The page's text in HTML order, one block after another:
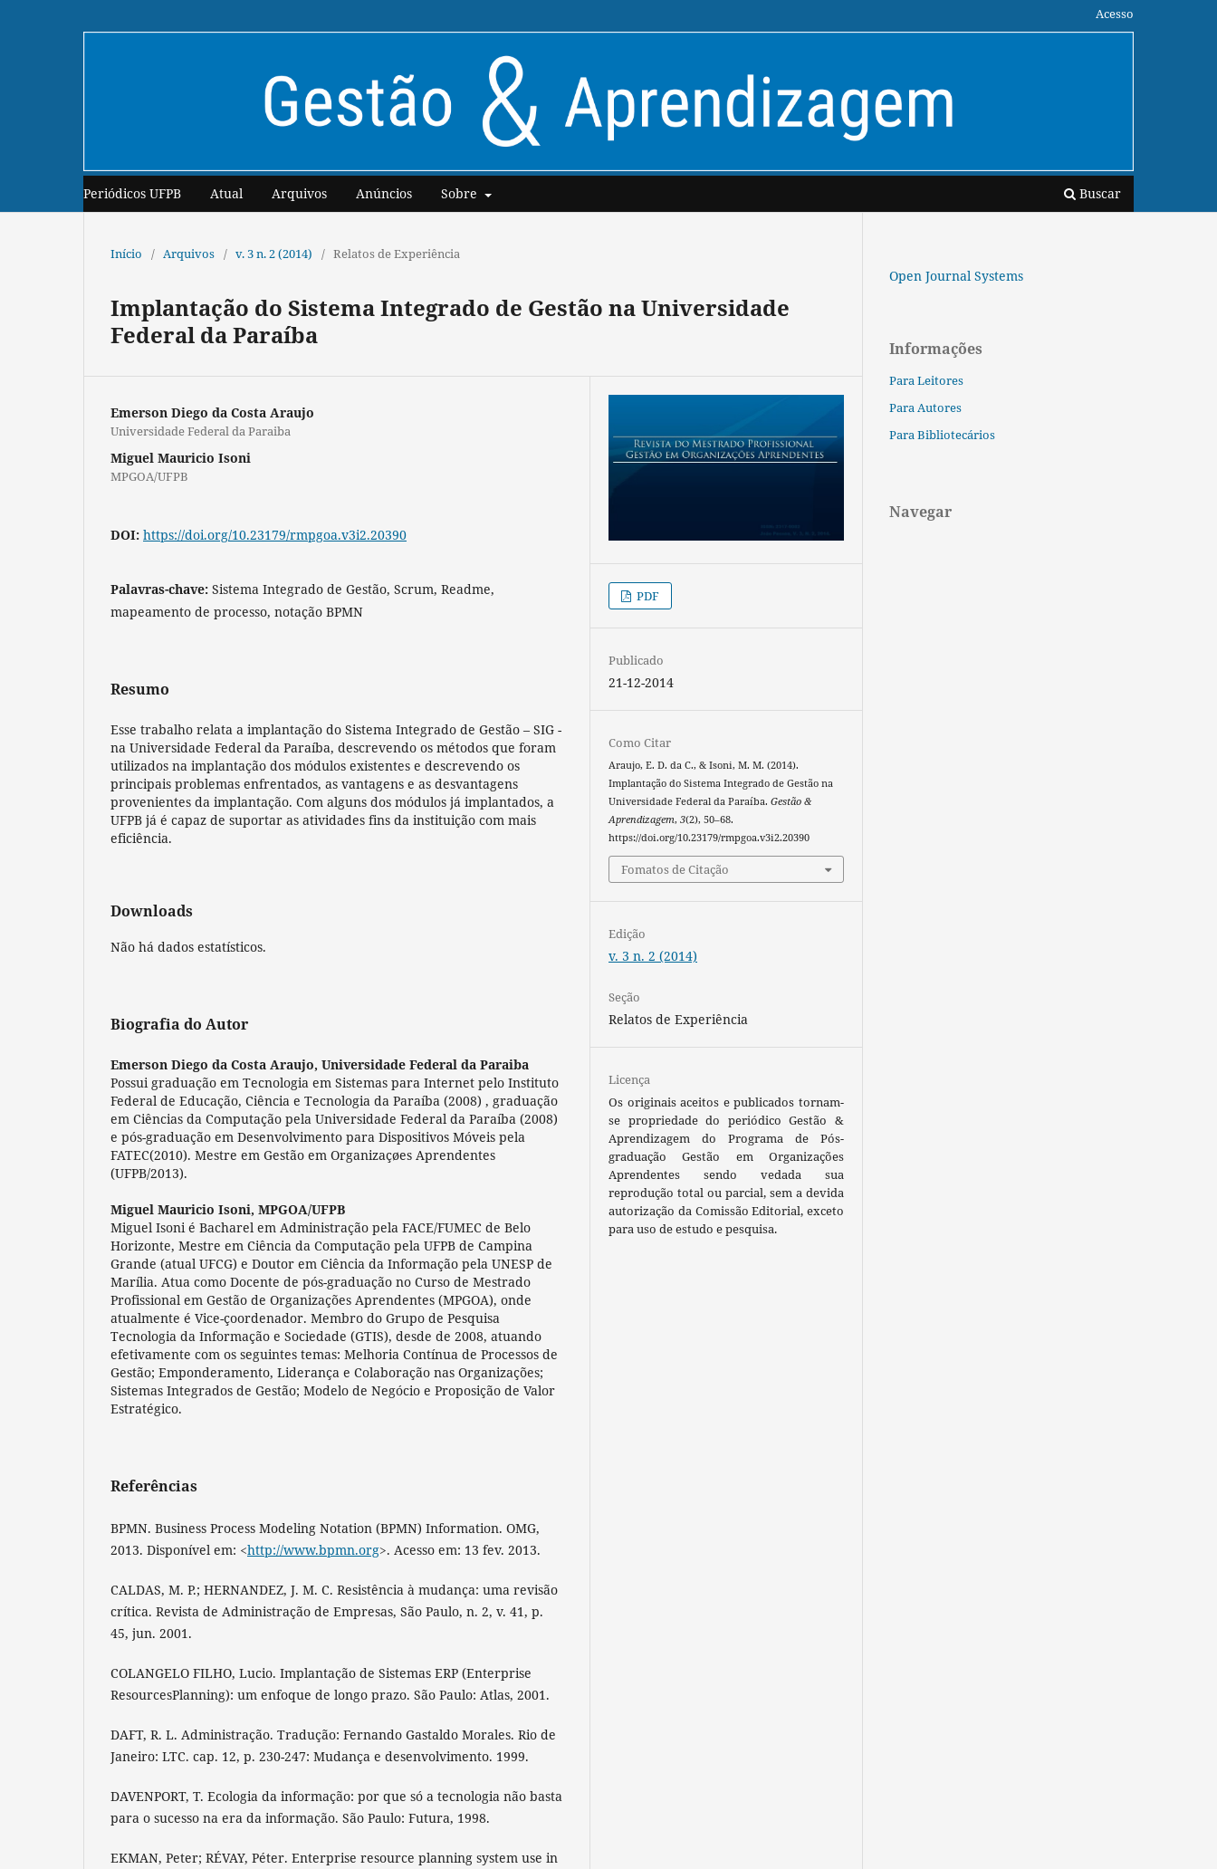
Periódicos UFPB Atual Arquivos Anúncios Sobre Buscar
Acesso
Início / Arquivos / v. 3 n. 2 (2014) / Relatos de Experiência
Implantação do Sistema Integrado de Gestão na Universidade
Federal da Paraíba
Emerson Diego da Costa Araujo
Universidade Federal da Paraiba
Miguel Mauricio Isoni
MPGOA/UFPB
DOI: https://doi.org/10.23179/rmpgoa.v3i2.20390
Palavras-chave: Sistema Integrado de Gestão, Scrum, Readme,
mapeamento de processo, notação BPMN
Resumo
Esse trabalho relata a implantação do Sistema Integrado de Gestão – SIG -
na Universidade Federal da Paraíba, descrevendo os métodos que foram
utilizados na implantação dos módulos existentes e descrevendo os
principais problemas enfrentados, as vantagens e as desvantagens
provenientes da implantação. Com alguns dos módulos já implantados, a
UFPB já é capaz de suportar as atividades fins da instituição com mais
eficiência.
Downloads
Não há dados estatísticos.
Biografia do Autor
Emerson Diego da Costa Araujo, Universidade Federal da Paraiba
Possui graduação em Tecnologia em Sistemas para Internet pelo Instituto
Federal de Educação, Ciência e Tecnologia da Paraíba (2008) , graduação
em Ciências da Computação pela Universidade Federal da Paraíba (2008)
e pós-graduação em Desenvolvimento para Dispositivos Móveis pela
FATEC(2010). Mestre em Gestão em Organizaçøes Aprendentes
(UFPB/2013).
Miguel Mauricio Isoni, MPGOA/UFPB
Miguel Isoni é Bacharel em Administração pela FACE/FUMEC de Belo
Horizonte, Mestre em Ciência da Computação pela UFPB de Campina
Grande (atual UFCG) e Doutor em Ciência da Informação pela UNESP de
Marília. Atua como Docente de pós-graduação no Curso de Mestrado
Profissional em Gestão de Organizações Aprendentes (MPGOA), onde
atualmente é Vice-çoordenador. Membro do Grupo de Pesquisa
Tecnologia da Informação e Sociedade (GTIS), desde de 2008, atuando
efetivamente com os seguintes temas: Melhoria Contínua de Processos de
Gestão; Emponderamento, Liderança e Colaboração nas Organizações;
Sistemas Integrados de Gestão; Modelo de Negócio e Proposição de Valor
Estratégico.
Referências
BPMN. Business Process Modeling Notation (BPMN) Information. OMG,
2013. Disponível em: <http://www.bpmn.org>. Acesso em: 13 fev. 2013.
CALDAS, M. P.; HERNANDEZ, J. M. C. Resistência à mudança: uma revisão
crítica. Revista de Administração de Empresas, São Paulo, n. 2, v. 41, p.
45, jun. 2001.
COLANGELO FILHO, Lucio. Implantação de Sistemas ERP (Enterprise
ResourcesPlanning): um enfoque de longo prazo. São Paulo: Atlas, 2001.
DAFT, R. L. Administração. Tradução: Fernando Gastaldo Morales. Rio de
Janeiro: LTC. cap. 12, p. 230-247: Mudança e desenvolvimento. 1999.
DAVENPORT, T. Ecologia da informação: por que só a tecnologia não basta
para o sucesso na era da informação. São Paulo: Futura, 1998.
EKMAN, Peter; RÉVAY, Péter. Enterprise resource planning system use in
PDF
Publicado
21-12-2014
Como Citar
Araujo, E. D. da C., & Isoni, M. M. (2014).
Implantação do Sistema Integrado de Gestão na
Universidade Federal da Paraíba.Gestão &
Aprendizagem,3(2), 50–68.
https://doi.org/10.23179/rmpgoa.v3i2.20390
Fomatos de Citação
Edição
v. 3 n. 2 (2014)
Seção
Relatos de Experiência
Licença
Os originais aceitos e publicados tornam-
se propriedade do periódico Gestão &
Aprendizagem do Programa de Pós-
graduação Gestão em Organizações
Aprendentes sendo vedada sua
reprodução total ou parcial, sem a devida
autorização da Comissão Editorial, exceto
para uso de estudo e pesquisa.
Open Journal Systems
Informações
Para Leitores
Para Autores
Para Bibliotecários
Navegar